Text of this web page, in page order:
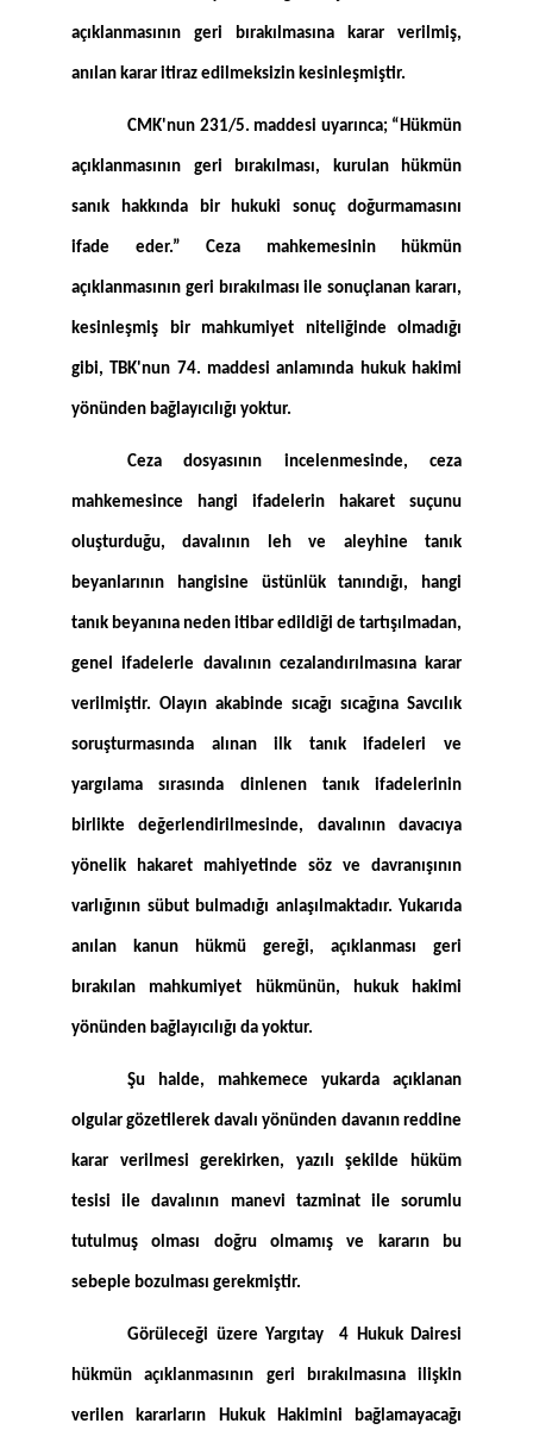
açıklanmasının geri bırakılmasına karar verilmiş,
anılan karar itiraz edilmeksizin kesinleşmiştir.
CMK'nun 231/5. maddesi uyarınca; “Hükmün
açıklanmasının geri bırakılması, kurulan hükmün
sanık hakkında bir hukuki sonuç doğurmamasını
ifade eder.” Ceza mahkemesinin hükmün
açıklanmasının geri bırakılması ile sonuçlanan kararı,
kesinleşmiş bir mahkumiyet niteliğinde olmadığı
gibi, TBK'nun 74. maddesi anlamında hukuk hakimi
yönünden bağlayıcılığı yoktur.
Ceza dosyasının incelenmesinde, ceza
mahkemesince hangi ifadelerin hakaret suçunu
oluşturduğu, davalının leh ve aleyhine tanık
beyanlarının hangisine üstünlük tanındığı, hangi
tanık beyanına neden itibar edildiği de tartışılmadan,
genel ifadelerle davalının cezalandırılmasına karar
verilmiştir. Olayın akabinde sıcağı sıcağına Savcılık
soruşturmasında alınan ilk tanık ifadeleri ve
yargılama sırasında dinlenen tanık ifadelerinin
birlikte değerlendirilmesinde, davalının davacıya
yönelik hakaret mahiyetinde söz ve davranışının
varlığının sübut bulmadığı anlaşılmaktadır. Yukarıda
anılan kanun hükmü gereği, açıklanması geri
bırakılan mahkumiyet hükmünün, hukuk hakimi
yönünden bağlayıcılığı da yoktur.
Şu halde, mahkemece yukarda açıklanan
olgular gözetilerek davalı yönünden davanın reddine
karar verilmesi gerekirken, yazılı şekilde hüküm
tesisi ile davalının manevi tazminat ile sorumlu
tutulmuş olması doğru olmamış ve kararın bu
sebeple bozulması gerekmiştir.
Görüleceği üzere Yargıtay 4 Hukuk Dairesi
hükmün açıklanmasının geri bırakılmasına ilişkin
verilen kararların Hukuk Hakimini bağlamayacağı